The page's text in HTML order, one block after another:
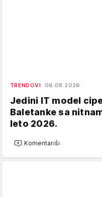
TRENDOVI 06.08.2026.
Jedini IT model
Baletanke sa
leto 2026.
Komentariši